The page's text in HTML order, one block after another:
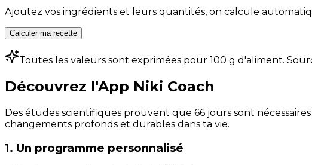
Ajoutez vos ingrédients et leurs quantités, on calcule
Calculer ma recette
Toutes les valeurs sont exprimées pour 100 g d'aliment.
Découvrez l'App Niki Coach
Des études scientifiques prouvent que 66 jours sont
changements profonds et durables dans ta vie.
1. Un programme personnalisé